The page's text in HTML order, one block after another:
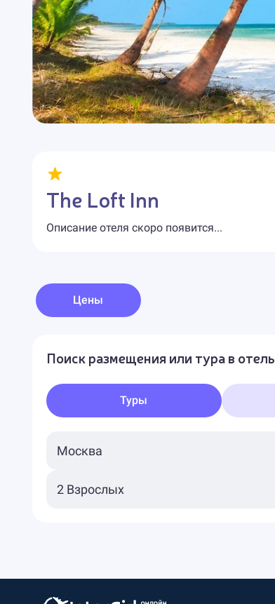
The Loft Inn
Описание отеля скоро появится...
Цены
Поиск размещения или тура в отель
Туры